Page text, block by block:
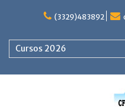
(3329)483892
Cursos 2026